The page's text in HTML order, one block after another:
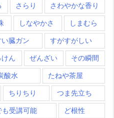
さらり さわやかな香り
しなやかさ しまむら
い臓ガン すがすがしい
ん ぜんざい その瞬間
酸水 たねや茶屋
ちりちり つま先立ち
も受講可能 ど根性